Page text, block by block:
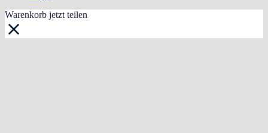
Warenkorb jetzt teilen